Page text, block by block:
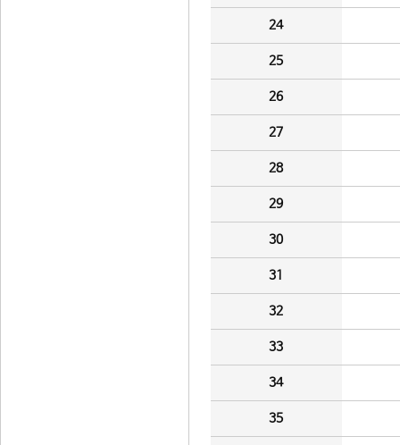
24
25
26
27
28
29
30
31
32
33
34
35